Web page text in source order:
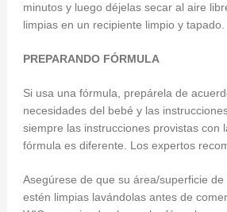
minutos y luego déjelas secar al aire
limpias en un recipiente limpio y tapado.
PREPARANDO FÓRMULA
Si usa una fórmula, prepárela de
necesidades del bebé y las
siempre las instrucciones provistas con
fórmula es diferente. Los expertos
Asegúrese de que su área/superficie
estén limpias lavándolas antes de